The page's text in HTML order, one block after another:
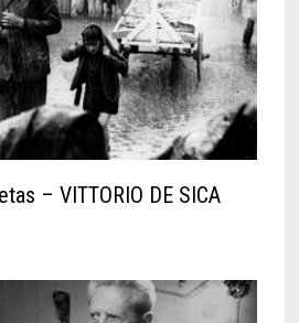
– VITTORIO DE SICA